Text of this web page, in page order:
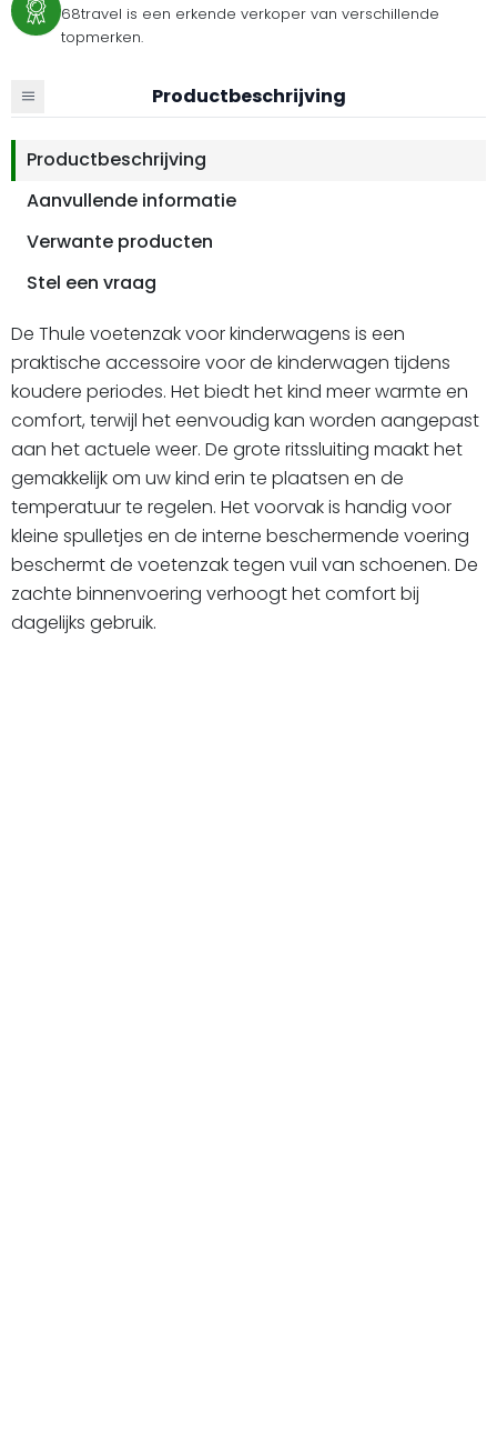
68travel is een erkende verkoper van verschillende
topmerken.
Productbeschrijving
Productbeschrijving
Aanvullende informatie
Verwante producten
Stel een vraag
De Thule voetenzak voor kinderwagens is een
praktische accessoire voor de kinderwagen tijdens
koudere periodes. Het biedt het kind meer warmte en
comfort, terwijl het eenvoudig kan worden aangepast
aan het actuele weer. De grote ritssluiting maakt het
gemakkelijk om uw kind erin te plaatsen en de
temperatuur te regelen. Het voorvak is handig voor
kleine spulletjes en de interne beschermende voering
beschermt de voetenzak tegen vuil van schoenen. De
zachte binnenvoering verhoogt het comfort bij
dagelijks gebruik.